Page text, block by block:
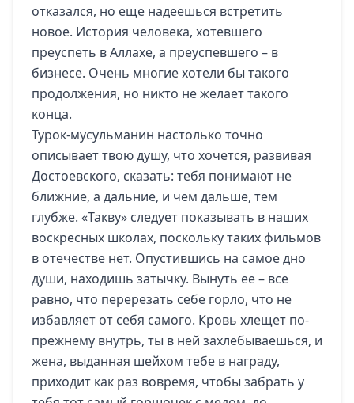
отказался, но еще надеешься встретить
новое. История человека, хотевшего
преуспеть в Аллахе, а преуспевшего – в
бизнесе. Очень многие хотели бы такого
продолжения, но никто не желает такого
конца.
Турок-мусульманин настолько точно
описывает твою душу, что хочется, развивая
Достоевского, сказать: тебя понимают не
ближние, а дальние, и чем дальше, тем
глубже. «Такву» следует показывать в наших
воскресных школах, поскольку таких фильмов
в отечестве нет. Опустившись на самое дно
души, находишь затычку. Вынуть ее – все
равно, что перерезать себе горло, что не
избавляет от себя самого. Кровь хлещет по-
прежнему внутрь, ты в ней захлебываешься, и
жена, выданная шейхом тебе в награду,
приходит как раз вовремя, чтобы забрать у